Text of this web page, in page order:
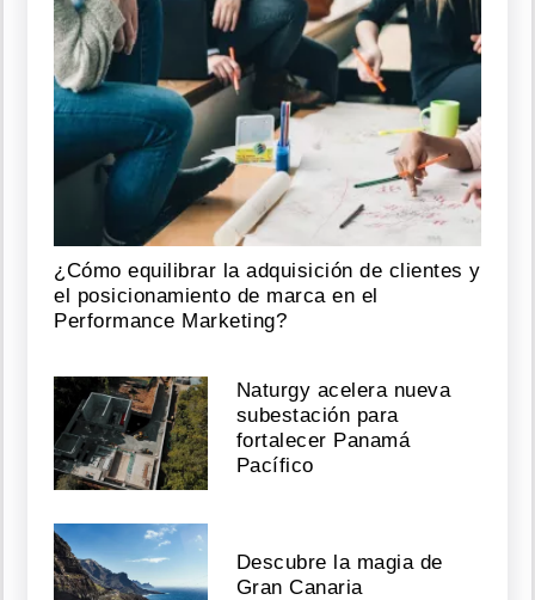
¿Cómo equilibrar la adquisición de clientes y
el posicionamiento de marca en el
Performance Marketing?
Naturgy acelera nueva
subestación para
fortalecer Panamá
Pacífico
Descubre la magia de
Gran Canaria